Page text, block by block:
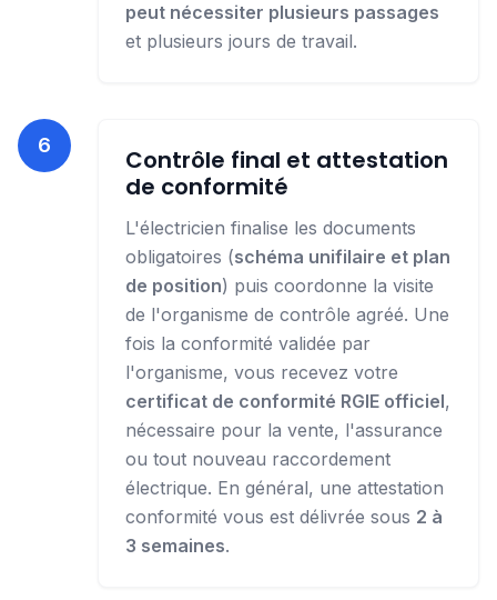
peut nécessiter plusieurs passages
et plusieurs jours de travail.
6
Contrôle final et attestation
de conformité
L'électricien finalise les documents
obligatoires (schéma unifilaire et plan
de position) puis coordonne la visite
de l'organisme de contrôle agréé. Une
fois la conformité validée par
l'organisme, vous recevez votre
certificat de conformité RGIE officiel,
nécessaire pour la vente, l'assurance
ou tout nouveau raccordement
électrique. En général, une attestation
conformité vous est délivrée sous 2 à
3 semaines.